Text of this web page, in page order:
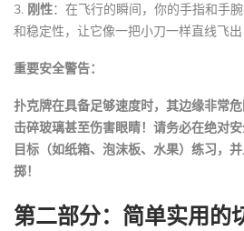
3. 刚性：在飞行的瞬间，你的手指和手
和稳定性，让它像一把小刀一样直线飞出
重要安全警告：
扑克牌在具备足够速度时，其边缘非常危
击碎玻璃甚至伤害眼睛！请务必在绝对
目标（如纸箱、泡沫板、水果）练习，
掷！
第二部分：简单实用的